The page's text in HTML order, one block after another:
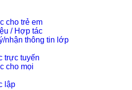
cho trẻ em
/ Hợp tác
nhận thông tin lớp
trực tuyến
cho mọi
lập